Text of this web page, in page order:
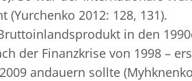
2012: 128, 131).
in den
der Finanzkrise von 1998 –
andauern sollte